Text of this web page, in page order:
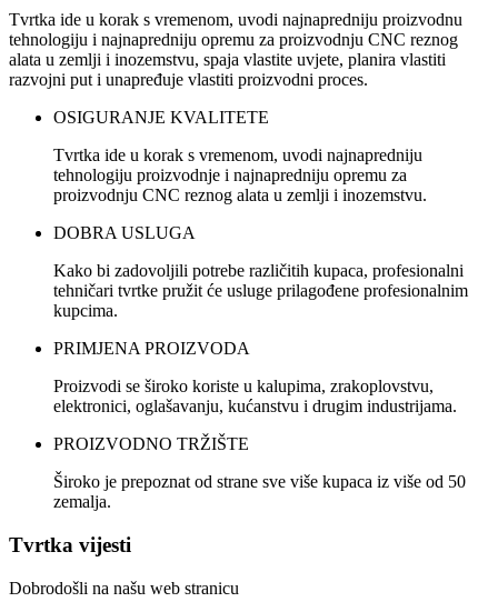
Tvrtka ide u korak s vremenom, uvodi najnapredniju proizvodnu
tehnologiju i najnapredniju opremu za proizvodnju CNC reznog
alata u zemlji i inozemstvu, spaja vlastite uvjete, planira vlastiti
razvojni put i unapređuje vlastiti proizvodni proces.
OSIGURANJE KVALITETE
Tvrtka ide u korak s vremenom, uvodi najnapredniju
tehnologiju proizvodnje i najnapredniju opremu za
proizvodnju CNC reznog alata u zemlji i inozemstvu.
DOBRA USLUGA
Kako bi zadovoljili potrebe različitih kupaca, profesionalni
tehničari tvrtke pružit će usluge prilagođene profesionalnim
kupcima.
PRIMJENA PROIZVODA
Proizvodi se široko koriste u kalupima, zrakoplovstvu,
elektronici, oglašavanju, kućanstvu i drugim industrijama.
PROIZVODNO TRŽIŠTE
Široko je prepoznat od strane sve više kupaca iz više od 50
zemalja.
Tvrtka vijesti
Dobrodošli na našu web stranicu